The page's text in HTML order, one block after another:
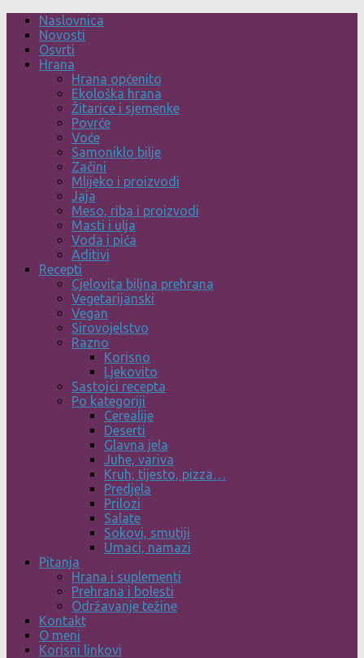
Skip
content
Naslovnica
Novosti
Osvrti
Hrana
Hrana općenito
Ekološka hrana
Žitarice i sjemenke
Povrće
Voće
Samoniklo bilje
Začini
Mlijeko i proizvodi
Jaja
Meso, riba i proizvodi
Masti i ulja
Voda i pića
Aditivi
Recepti
Cjelovita biljna prehrana
Vegetarijanski
Vegan
Sirovojelstvo
Razno
Korisno
Ljekovito
Sastojci recepta
Po kategoriji
Cerealije
Deserti
Glavna jela
Juhe, variva
Kruh, tijesto, pizza…
Predjela
Prilozi
Salate
Sokovi, smutiji
Umaci, namazi
Pitanja
Hrana i suplementi
Prehrana i bolesti
Održavanje težine
Kontakt
O meni
Korisni linkovi